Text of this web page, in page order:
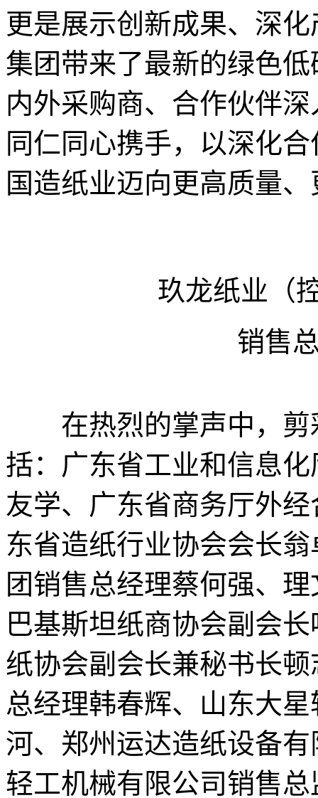
更是展示创新成果、深
集团带来了最新的绿色
内外采购商、合作伙伴
同仁同心携手，以深化
国造纸业迈向更高质量
玖龙纸业（
销售
在热烈的掌声中，剪
括：广东省工业和信息
友学、广东省商务厅外
东省造纸行业协会会长
团销售总经理蔡何强、
巴基斯坦纸商协会副会
纸协会副会长兼秘书长
总经理韩春辉、山东大
河、郑州运达造纸设备
轻工机械有限公司销售